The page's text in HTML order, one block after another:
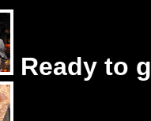
Ready to